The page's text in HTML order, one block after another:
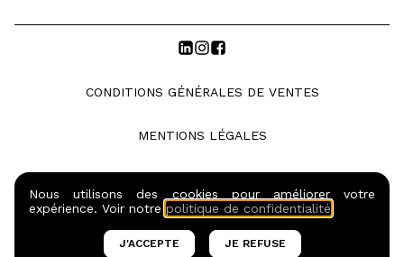
Nous utilisons des cookies pour améliorer votre
expérience. Voir notre politique de confidentialité
J'ACCEPTE JE REFUSE
CONDITIONS GÉNÉRALES DE VENTES
MENTIONS LÉGALES
© COPYRIGHTS SO BARMAN S.A.S. |2026